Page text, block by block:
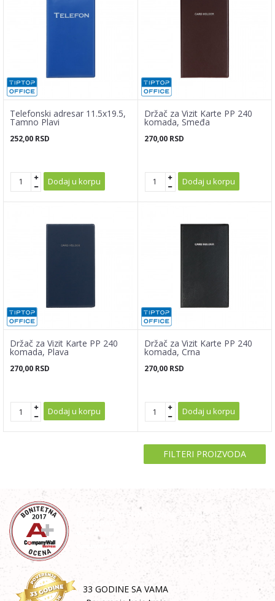
Telefonski adresar 11.5x19.5,
Tamno Plavi
252,00 RSD
Dodaj u korpu
Držač za Vizit Karte PP 240
komada, Smeđa
270,00 RSD
Dodaj u korpu
Držač za Vizit Karte PP 240
komada, Plava
270,00 RSD
Dodaj u korpu
Držač za Vizit Karte PP 240
komada, Crna
270,00 RSD
Dodaj u korpu
FILTERI PROIZVODA
33 GODINE SA VAMA